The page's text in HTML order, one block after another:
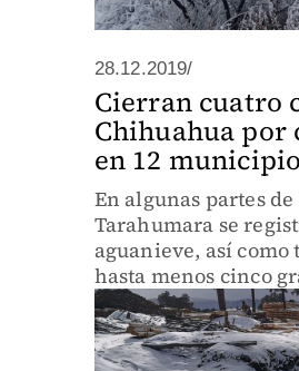
28.12.2019/
Cierran cuatro
Chihuahua por
en 12
En algunas partes
Tarahumara se
aguanieve, así
hasta menos cinco